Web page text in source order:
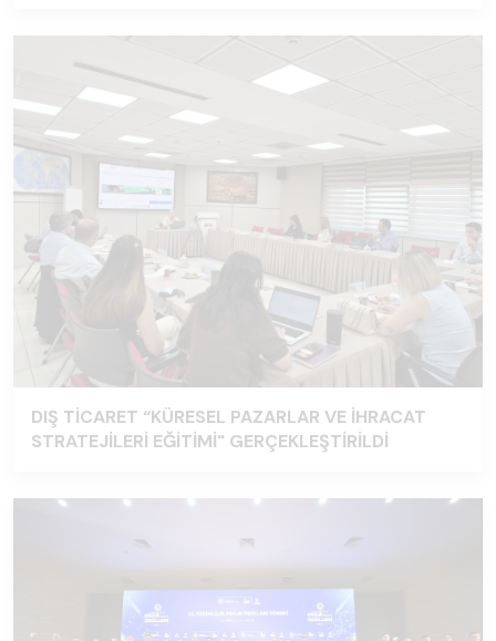
DIŞ TİCARET “KÜRESEL PAZARLAR VE İHRACAT
STRATEJİLERİ EĞİTİMİ" GERÇEKLEŞTİRİLDİ